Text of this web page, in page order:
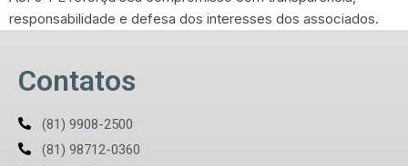
responsabilidade e defesa dos interesses dos associados.
Contatos
(81) 9908-2500
(81) 98712-0360